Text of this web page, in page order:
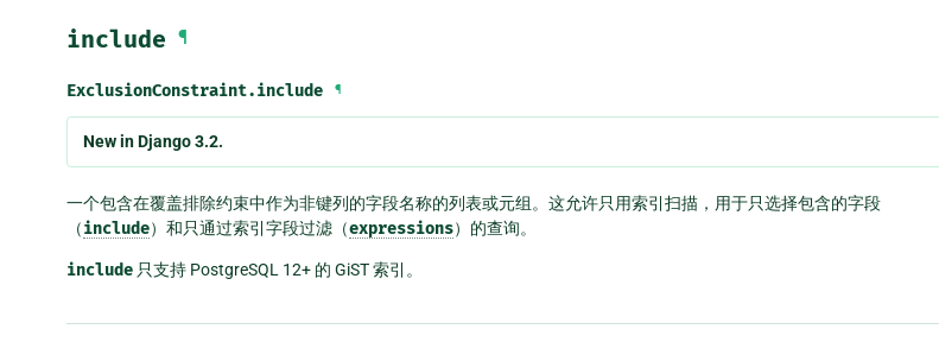
include ¶
ExclusionConstraint.include ¶
New in Django 3.2.
一个包含在覆盖排除约束中作为非键列的字段名称的列表或元组。这允许只用索引扫描，用于只选择包含的字段
（include）和只通过索引字段过滤（expressions）的查询。
include 只支持 PostgreSQL 12+ 的 GiST 索引。